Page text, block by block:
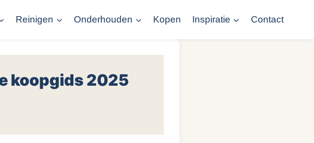
Reinigen Onderhouden Kopen Inspiratie Contact
koopgids 2025